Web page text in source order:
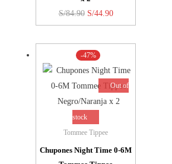
S/84.90 El
precio
original
era:
S/84.90.
S/44.90El
precio
actual
S/44.90.
-47%
Out of
stock
Tommee Tippee
Chupones Night Time 0-6M